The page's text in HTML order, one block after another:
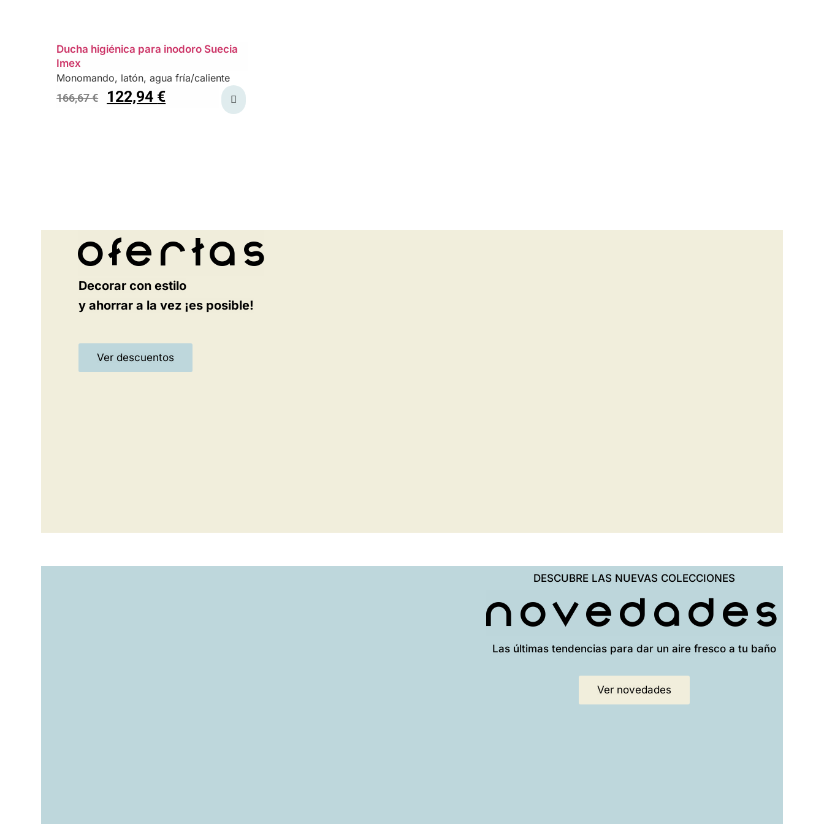
Ducha higiénica para inodoro Suecia
Imex
Monomando, latón, agua fría/caliente
166,67€ 122,94 €
Ofertas
Decorar con estilo
y ahorrar a la vez ¡es posible!
Ver descuentos
DESCUBRE LAS NUEVAS COLECCIONES
Novedades
Las últimas tendencias para dar un aire fresco a tu baño
Ver novedades